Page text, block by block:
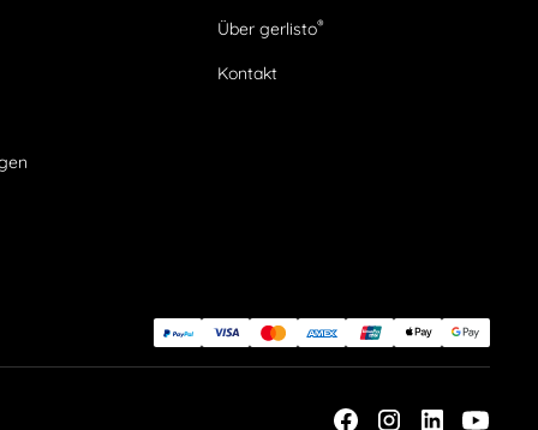
Über gerlisto®
Kontakt